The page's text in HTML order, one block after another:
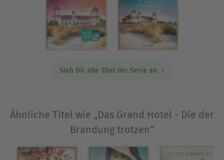
Sieh Dir alle Titel der Serie an
Ähnliche Titel wie „Das Grand Hotel - Die der
Brandung trotzen“